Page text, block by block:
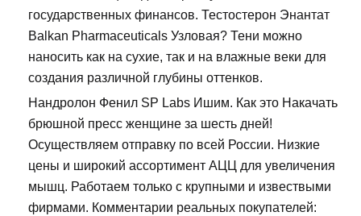
государственных финансов. Тестостерон Энантат
Balkan Pharmaceuticals Узловая? Тени можно
наносить как на сухие, так и на влажные веки для
создания различной глубины оттенков.
Нандролон Фенил SP Labs Ишим. Как это Накачать
брюшной пресс женщине за шесть дней!
Осуществляем отправку по всей России. Низкие
цены и широкий ассортимент АЦЦ для увеличения
мышц. Работаем только с крупными и извествыми
фирмами. Комментарии реальных покупателей: